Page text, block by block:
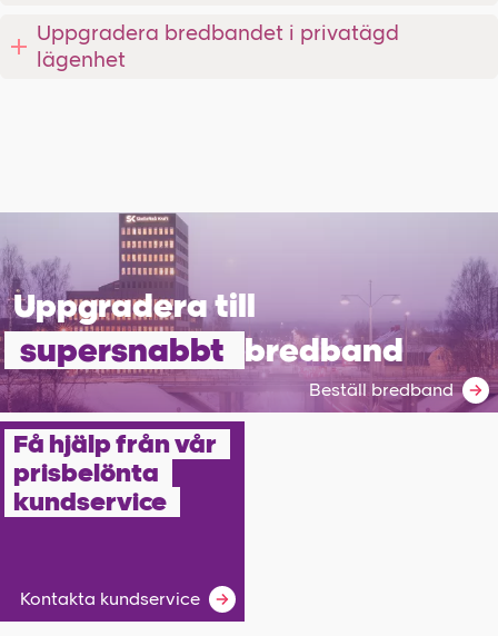
Uppgradera bredbandet i privatägd
lägenhet
Uppgradera till
supersnabbt bredband
Beställ bredband
Få hjälp från vår
prisbelönta
kundservice
Kontakta kundservice